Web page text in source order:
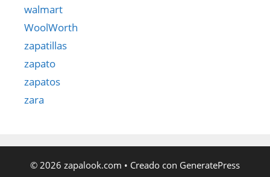
walmart
WoolWorth
zapatillas
zapato
zapatos
zara
© 2026 zapalook.com • Creado con GeneratePress